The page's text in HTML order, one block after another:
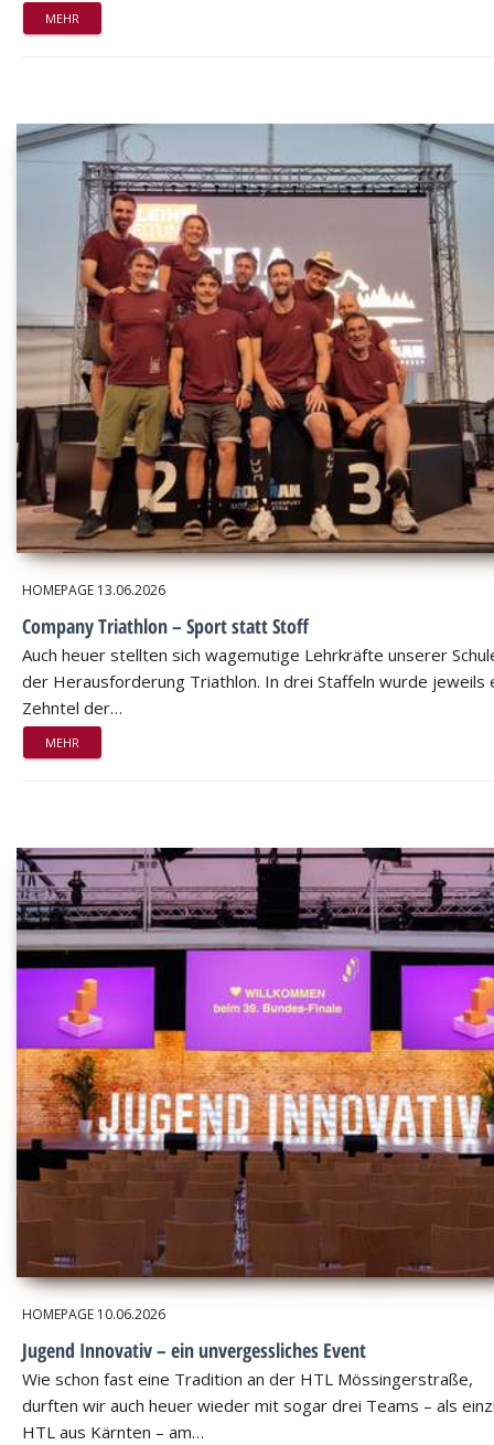
MEHR
HOMEPAGE 13.06.2026
Company Triathlon – Sport statt Stoff
Auch heuer stellten sich wagemutige Lehrkräfte unserer
der Herausforderung Triathlon. In drei Staffeln wurde jeweils
Zehntel der…
MEHR
HOMEPAGE 10.06.2026
Jugend Innovativ – ein unvergessliches Event
Wie schon fast eine Tradition an der HTL Mössingerstraße,
durften wir auch heuer wieder mit sogar drei Teams – als
HTL aus Kärnten – am…